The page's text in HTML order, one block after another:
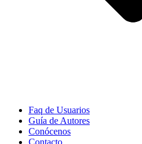
Faq de Usuarios
Guía de Autores
Conócenos
Contacto